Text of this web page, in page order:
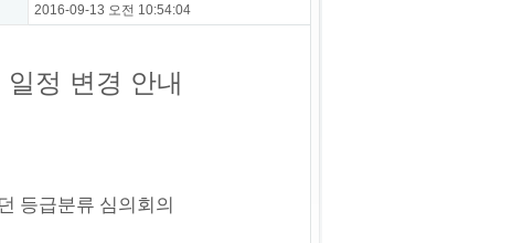
2016-09-13 오전 10:54:04
정 변경 안내
등급분류 심의회의